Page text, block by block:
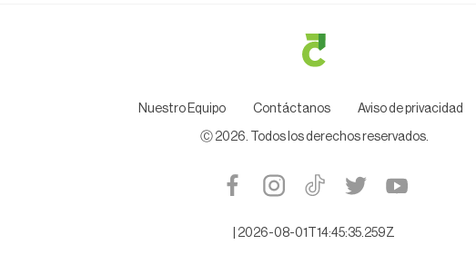
Nuestro Equipo Contáctanos Aviso de privacidad
Ⓒ 2026 . Todos los derechos reservados.
2026-08-01T14:45:35.259Z